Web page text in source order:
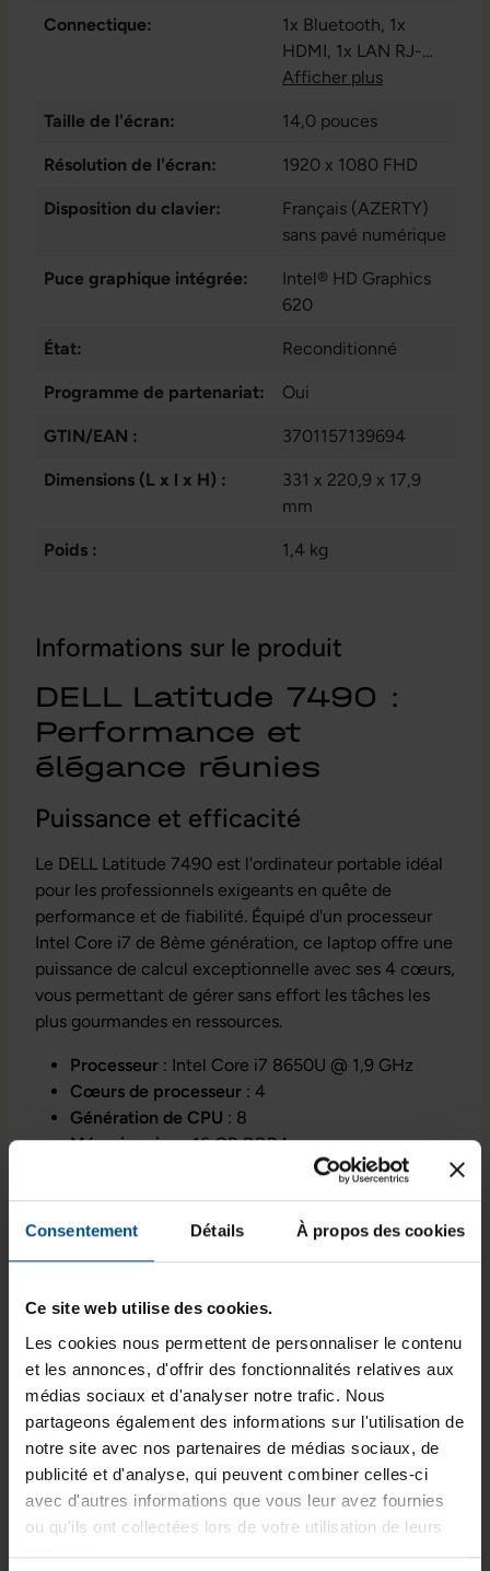
Consentement Détails À propos des cookies
Ce site web utilise des cookies.
Les cookies nous permettent de personnaliser le contenu
et les annonces, d'offrir des fonctionnalités relatives aux
médias sociaux et d'analyser notre trafic. Nous
partageons également des informations sur l'utilisation de
notre site avec nos partenaires de médias sociaux, de
publicité et d'analyse, qui peuvent combiner celles-ci
avec d'autres informations que vous leur avez fournies
ou qu'ils ont collectées lors de votre utilisation de leurs
services.
Informations sur le produit
DELL Latitude 7490 :
Performance et
élégance réunies
Puissance et efficacité
Le DELL Latitude 7490 est l'ordinateur portable idéal
pour les professionnels exigeants en quête de
performance et de fiabilité. Équipé d'un processeur
Intel Core i7 de 8ème génération, ce laptop offre une
puissance de calcul exceptionnelle avec ses 4 cœurs,
vous permettant de gérer sans effort les tâches les
plus gourmandes en ressources.
Processeur : Intel Core i7 8650U @ 1,9 GHz
Cœurs de processeur : 4
Génération de CPU : 8
Mémoire vive: 16 GB DDR4
Expérience visuelle immersive
Avec un écran de 14 pouces affichant une résolution
garantit une qualité d'image exceptionnelle. Que vous
travailliez sur des présentations, visionniez des vidéos
ou réalisiez des montages photo, vous apprécierez la
netteté et la précision des détails.
Résolution de l'écran : 1920 x 1080 FHD
Puce graphique intégrée
: Intel® HD Graphics
620
Confort et ergonomie
Connectique: 1x Bluetooth, 1x
HDMI, 1x LAN RJ-
45, 1x W-LAN
combo 3.5 mm
USB 3.1 type A
Afficher plus
Taille de l'écran: 14,0 pouces
Résolution de l'écran: 1920 x 1080 FHD
Disposition du clavier:
Français (AZERTY)
sans pavé numérique
Puce graphique intégrée:
Intel® HD Graphics
620
État: Reconditionné
Programme de partenariat: Oui
GTIN/EAN : 3701157139694
Dimensions (L x l x H) :
331 x 220,9 x 17,9
mm
Poids : 1,4 kg